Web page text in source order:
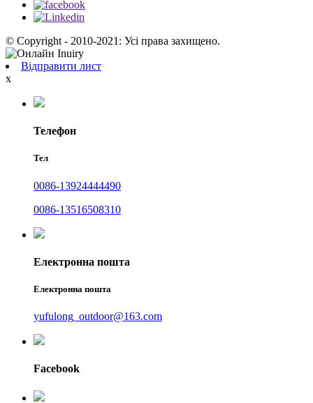
© Copyright - 2010-2021: Усі права захищено.
Відправити лист
x
Телефон
Тел
0086-13924444490
0086-13516508310
Електронна пошта
Електронна пошта
yufulong_outdoor@163.com
Facebook